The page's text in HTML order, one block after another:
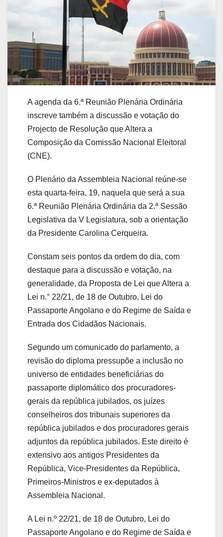
A agenda da 6.ª Reunião Plenária Ordinária
inscreve também a discussão e votação do
Projecto de Resolução que Altera a
Composição da Comissão Nacional Eleitoral
(CNE).
O Plenário da Assembleia Nacional reúne-se
esta quarta-feira, 19, naquela que será a sua
6.ª Reunião Plenária Ordinária da 2.ª Sessão
Legislativa da V Legislatura, sob a orientação
da Presidente Carolina Cerqueira.
Constam seis pontos da ordem do dia, com
destaque para a discussão e votação, na
generalidade, da Proposta de Lei que Altera a
Lei n.° 22/21, de 18 de Outubro, Lei do
Passaporte Angolano e do Regime de Saída e
Entrada dos Cidadãos Nacionais.
Segundo um comunicado do parlamento, a
revisão do diploma pressupõe a inclusão no
universo de entidades beneficiárias do
passaporte diplomático dos procuradores-
gerais da república jubilados, os juízes
conselheiros dos tribunais superiores da
república jubilados e dos procuradores gerais
adjuntos da república jubilados. Este direito é
extensivo aos antigos Presidentes da
República, Vice-Presidentes da República,
Primeiros-Ministros e ex-deputados à
Assembleia Nacional.
A Lei n.º 22/21, de 18 de Outubro, Lei do
Passaporte Angolano e do Regime de Saída e